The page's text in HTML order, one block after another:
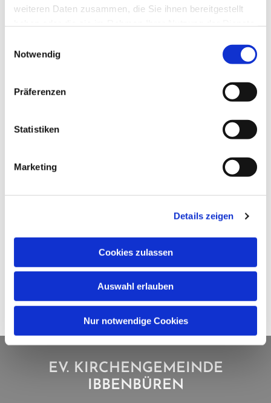
weiteren Daten zusammen, die Sie ihnen bereitgestellt
Notwendig
Präferenzen
Statistiken
Marketing
Details zeigen
Cookies zulassen
Auswahl erlauben
Nur notwendige Cookies
EV. KIRCHENGEMEINDE
IBBENBÜREN